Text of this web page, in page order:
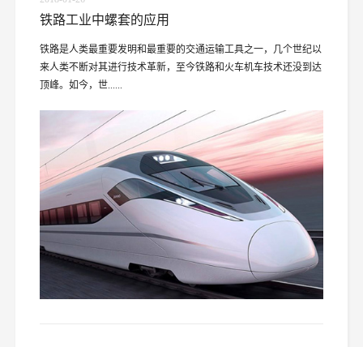
铁路工业中螺套的应用
铁路是人类最重要发明和最重要的交通运输工具之一，几个世纪以
来人类不断对其进行技术革新，至今铁路和火车机车技术还没到达
顶峰。如今，世......